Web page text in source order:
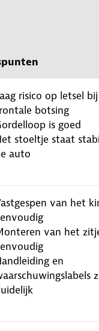
risico op letsel
botsing
is goed
stoeltje staat
auto
van het
van het
en